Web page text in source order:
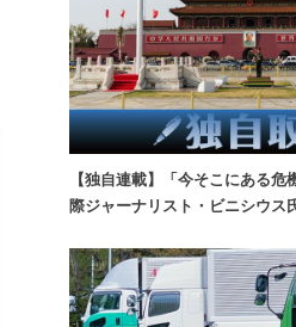
【独自連載】「今そこにある
際ジャーナリスト・ビニシウス